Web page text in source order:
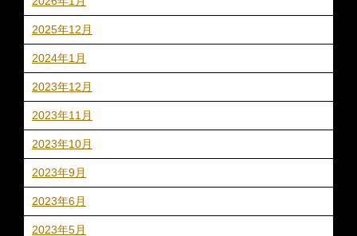
2025年12月
2024年1月
2023年12月
2023年11月
2023年10月
2023年9月
2023年6月
2023年5月